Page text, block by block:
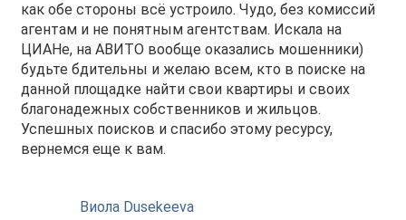
как обе стороны всё устроило. Чудо, без комиссий
агентам и не понятным агентствам. Искала на
ЦИАНе, на АВИТО вообще оказались мошенники)
будьте бдительны и желаю всем, кто в поиске на
данной площадке найти свои квартиры и своих
благонадежных собственников и жильцов.
Успешных поисков и спасибо этому ресурсу,
вернемся еще к вам.
Виола Dusekeeva